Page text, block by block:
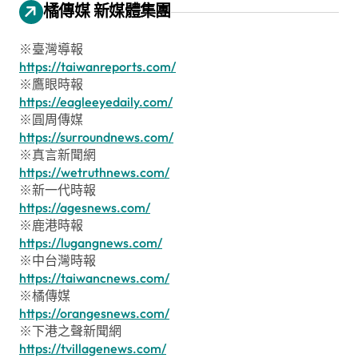
橘傳媒 新媒體集團
※臺灣導報
https://taiwanreports.com/
※鷹眼時報
https://eagleeyedaily.com/
※圓周傳媒
https://surroundnews.com/
※真言新聞網
https://wetruthnews.com/
※新一代時報
https://agesnews.com/
※鹿港時報
https://lugangnews.com/
※中台灣時報
https://taiwancnews.com/
※橘傳媒
https://orangesnews.com/
※下港之聲新聞網
https://tvillagenews.com/